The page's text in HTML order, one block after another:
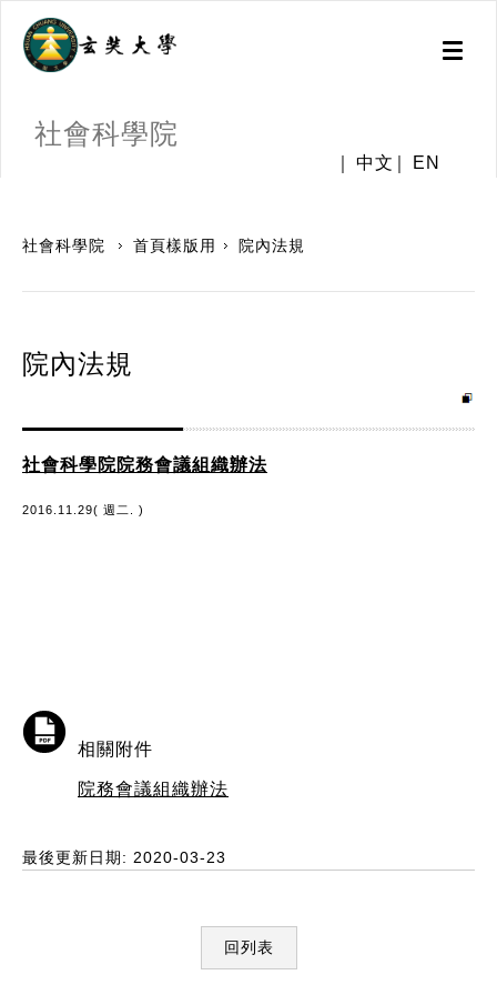
Toggle
社會科學院
中文 EN
社會科學院 首頁樣版用 院內法規
院內法規
社會科學院院務會議組織辦法
2016.11.29( 週二. )
相關附件
院務會議組織辦法
最後更新日期: 2020-03-23
回列表